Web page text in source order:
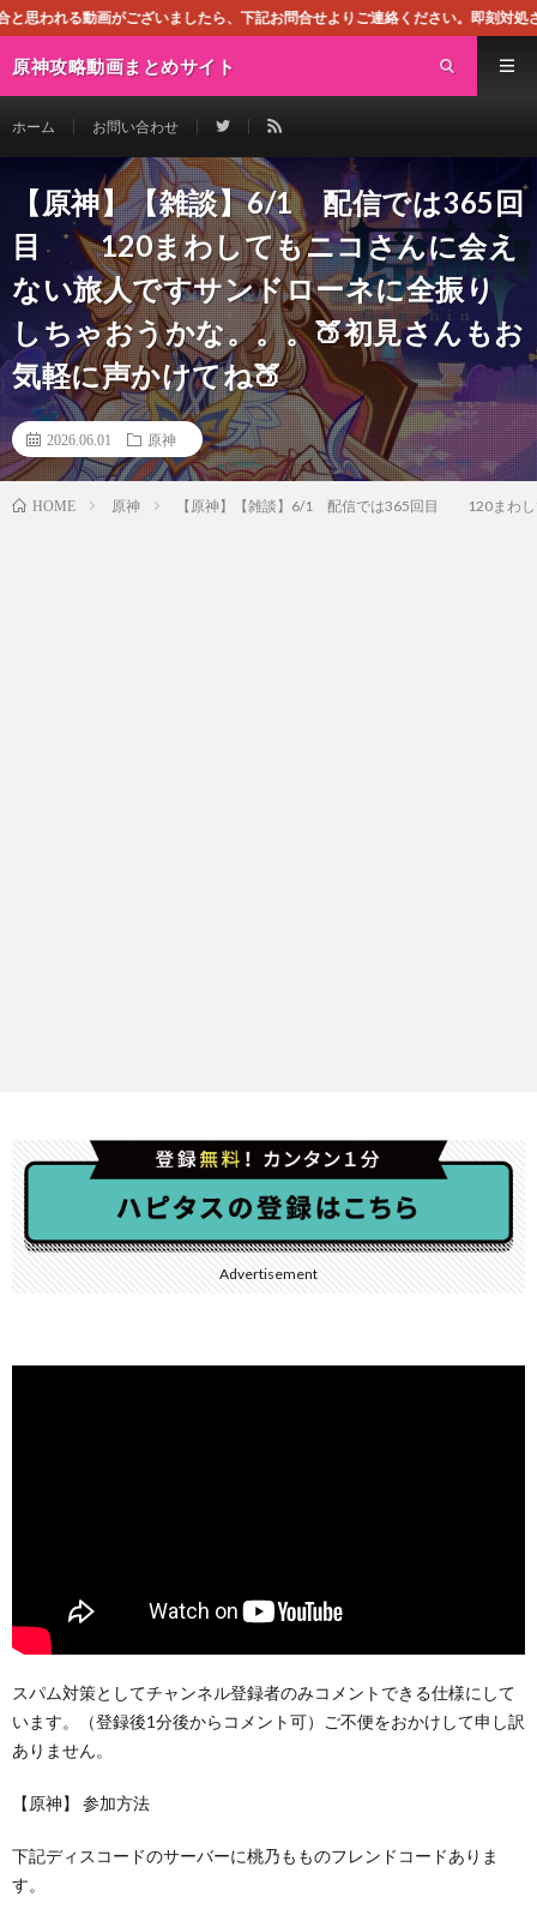
ましたら、下記お問合せよりご連絡ください。即刻対処させて頂きます。な
原神攻略動画まとめサイト
ホーム お問い合わせ
【原神】【雑談】6/1 配信では365回
目 120まわしてもニコさんに会え
ない旅人ですサンドローネに全振り
しちゃおうかな。。。🍑初見さんもお
気軽に声かけてね🍑
2026.06.01 原神
HOME 原神 【原神】【雑談】6/1 配信では365回目 120まわし
Advertisement
スパム対策としてチャンネル登録者のみコメントできる仕様にして
います。（登録後1分後からコメント可）ご不便をおかけして申し訳
ありません。
【原神】 参加方法
下記ディスコードのサーバーに桃乃もものフレンドコードありま
す。